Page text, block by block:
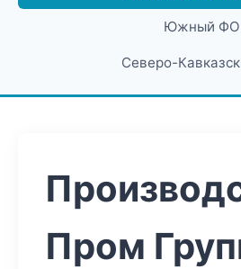
Южный ФО
Северо-
Пром